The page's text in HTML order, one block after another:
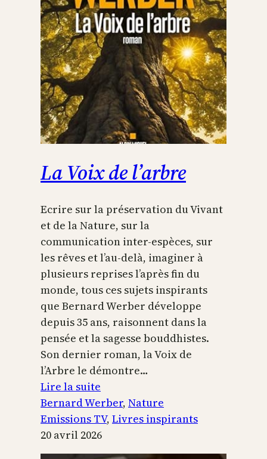
La Voix de l’arbre
Ecrire sur la préservation du Vivant
et de la Nature, sur la
communication inter-espèces, sur
les rêves et l’au-delà, imaginer à
plusieurs reprises l’après fin du
monde, tous ces sujets inspirants
que Bernard Werber développe
depuis 35 ans, raisonnent dans la
pensée et la sagesse bouddhistes.
Son dernier roman, la Voix de
l’Arbre le démontre…
Lire la suite
La
Voix
de
l’arbre
Bernard Werber, Nature
Emissions TV, Livres inspirants
20 avril 2026